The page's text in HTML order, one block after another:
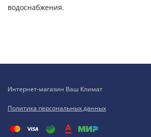
водоснабжения.
Интернет-магазин Ваш Климат
Политика персональных данных